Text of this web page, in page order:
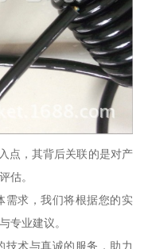
点，其背后关联的是对产
估。
需求，我们将根据您的实
专业建议。
技术与真诚的服务，助力